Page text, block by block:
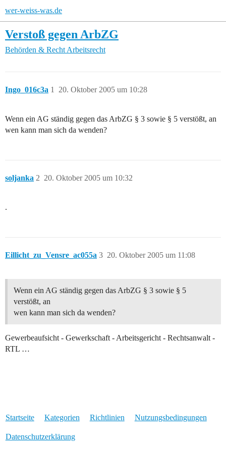
wer-weiss-was.de
Verstoß gegen ArbZG
Behörden & Recht Arbeitsrecht
Ingo_016c3a 20. Oktober 2005 um 10:28
1
Wenn ein AG ständig gegen das ArbZG § 3 sowie § 5 verstößt, an
wen kann man sich da wenden?
soljanka 20. Oktober 2005 um 10:32
2
.
Eillicht_zu_Vensre_ac055a 20. Oktober 2005 um 11:08
3
Wenn ein AG ständig gegen das ArbZG § 3 sowie § 5
verstößt, an
wen kann man sich da wenden?
Gewerbeaufsicht - Gewerkschaft - Arbeitsgericht - Rechtsanwalt -
RTL …
Startseite Kategorien Richtlinien Nutzungsbedingungen
Datenschutzerklärung